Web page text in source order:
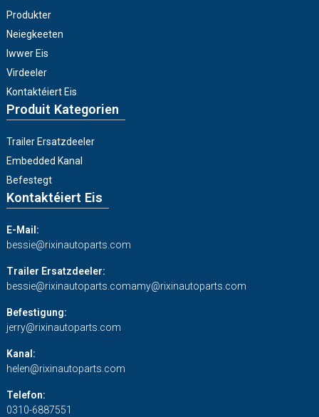
Produkter
Neiegkeeten
Iwwer Eis
Virdeeler
Kontaktéiert Eis
Produit Kategorien
Trailer Ersatzdeeler
Embedded Kanal
Befestegt
Kontaktéiert Eis
E-Mail:
bessie@rixinautoparts.com
Trailer Ersatzdeeler:
bessie@rixinautoparts.comamy@rixinautoparts.com
Befestigung:
jerry@rixinautoparts.com
Kanal:
helen@rixinautoparts.com
Telefon:
0310-6887551